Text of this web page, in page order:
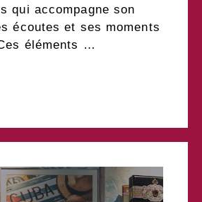
qui accompagne son
écoutes et ses moments
éléments …